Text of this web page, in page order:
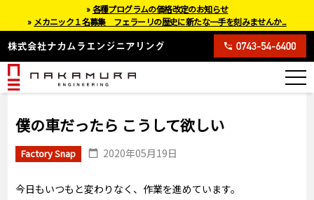
僕の車だったら こうして欲しい
Factory Snap 2020年05月19日
今日もいつもと変わりなく、作業を進めています。
»各種プログラムの価格改定のお知らせ
» メカニック１名募集 フェラーリの歴史に新たな一手を刻みませんか...